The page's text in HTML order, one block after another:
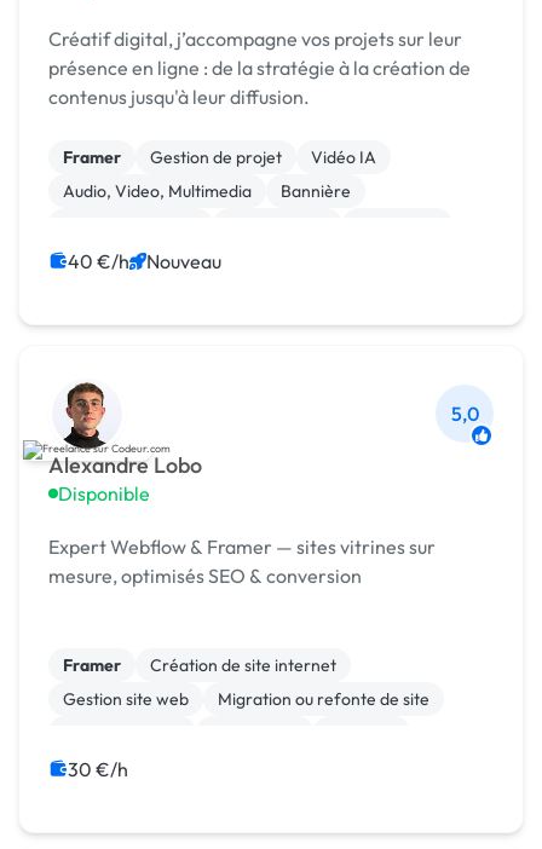
Créatif digital, j’accompagne vos projets sur leur
présence en ligne : de la stratégie à la création de
contenus jusqu'à leur diffusion.
Framer Gestion de projet
Vidéo IA
Audio, Video, Multimedia
Bannière
Print (flyer, plaquette, affiche...)
40 €/h Nouveau
Alexandre Lobo
Disponible
5,0
Expert Webflow & Framer — sites vitrines sur
mesure, optimisés SEO & conversion
Framer
Création de site internet
Gestion site web
Migration ou refonte de site
Charte graphique
30 €/h